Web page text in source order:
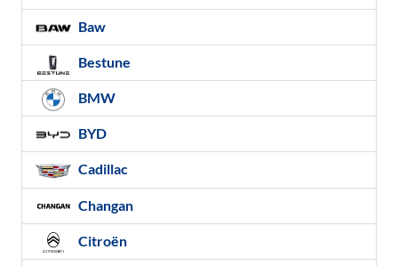
Baw
Bestune
BMW
BYD
Cadillac
Changan
Citroën